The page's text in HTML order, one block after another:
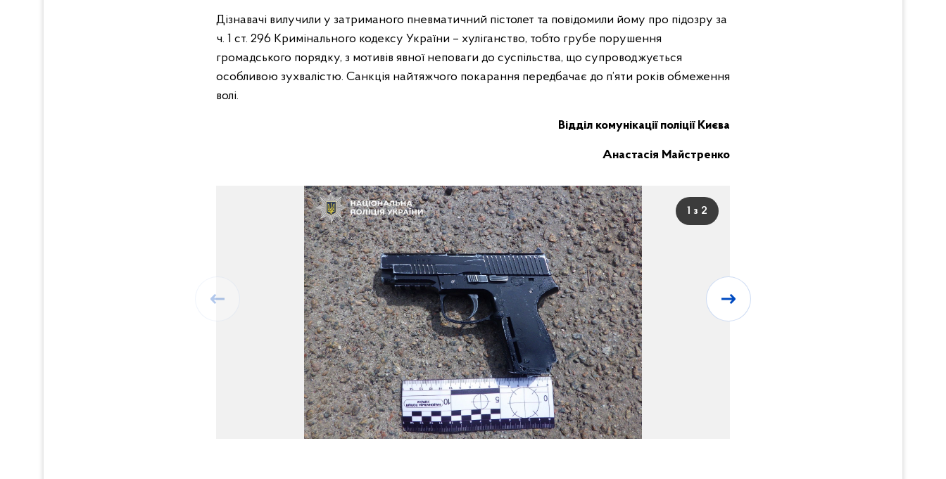
Дізнавачі вилучили у затриманого пневматичний пістолет та повідомили йому про підозру за
ч. 1 ст. 296 Кримінального кодексу України – хуліганство, тобто грубе порушення
громадського порядку, з мотивів явної неповаги до суспільства, що супроводжується
особливою зухвалістю. Санкція найтяжчого покарання передбачає до п’яти років обмеження
волі.
Відділ комунікації поліції Києва
Анастасія Майстренко
1 з 2